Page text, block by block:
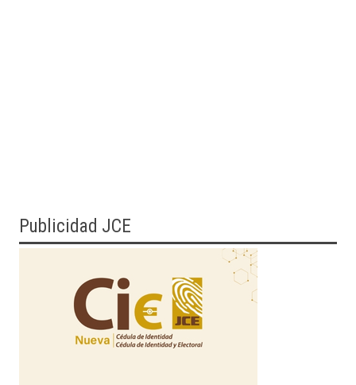
Publicidad JCE